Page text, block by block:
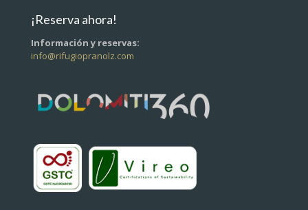
¡Reserva ahora!
Información y reservas:
info@rifugiopranolz.com